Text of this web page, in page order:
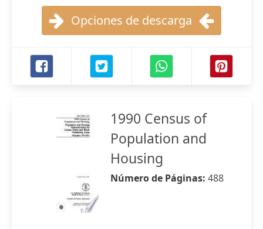
Opciones de descarga
1990 Census of
Population and
Housing
Número de Páginas: 488